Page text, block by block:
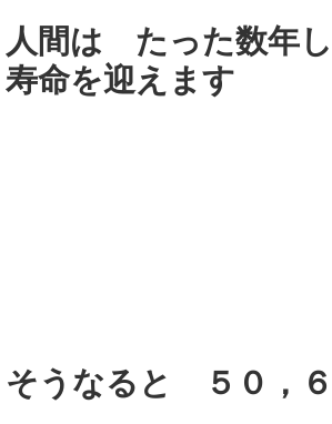
人間は たった数年
寿命を迎えます
そうなると ５０，